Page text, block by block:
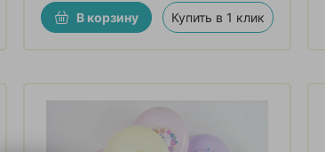
В корзину Купить в 1 клик